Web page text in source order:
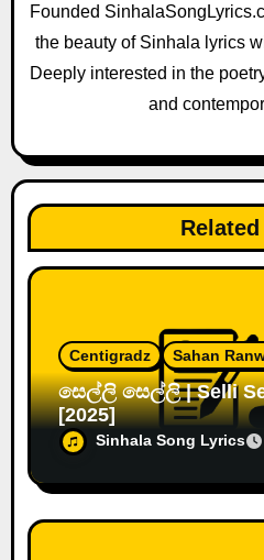
i
o
Founded
the beauty of Sinhala lyrics
Deeply interested in the
and
Centigradz Sahan
සෙල්ලි සෙල්ලි | Selli
[2025]
Sinhala Song Lyrics